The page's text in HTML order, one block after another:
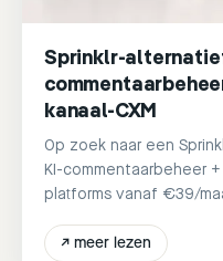
Sprinklr-
kanaal-CXM
Op zoek naar een
KI-commentaarbeheer
platforms vanaf €39/
↗ meer lezen